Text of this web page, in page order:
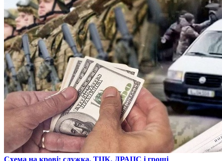
​Схема на крові: служка, ТЦК, ДРАЦС і гроші